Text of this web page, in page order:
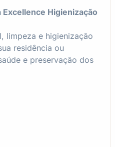
Higienização
limpeza e higienização
residência ou
e preservação dos